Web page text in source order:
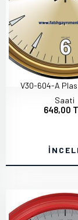
V30-604-A
Saati
648,00